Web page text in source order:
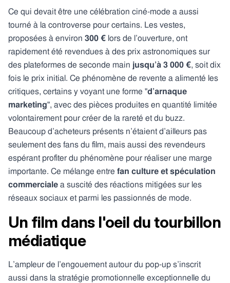
Ce qui devait être une célébration ciné-mode a aussi
tourné à la controverse pour certains. Les vestes,
proposées à environ 300 € lors de l’ouverture, ont
rapidement été revendues à des prix astronomiques sur
des plateformes de seconde main jusqu’à 3 000 €, soit dix
fois le prix initial. Ce phénomène de revente a alimenté les
critiques, certains y voyant une forme "d’arnaque
marketing", avec des pièces produites en quantité limitée
volontairement pour créer de la rareté et du buzz.
Beaucoup d’acheteurs présents n’étaient d’ailleurs pas
seulement des fans du film, mais aussi des revendeurs
espérant profiter du phénomène pour réaliser une marge
importante. Ce mélange entre fan culture et spéculation
commerciale a suscité des réactions mitigées sur les
réseaux sociaux et parmi les passionnés de mode.
Un film dans l'oeil du tourbillon
médiatique
L’ampleur de l’engouement autour du pop-up s’inscrit
aussi dans la stratégie promotionnelle exceptionnelle du